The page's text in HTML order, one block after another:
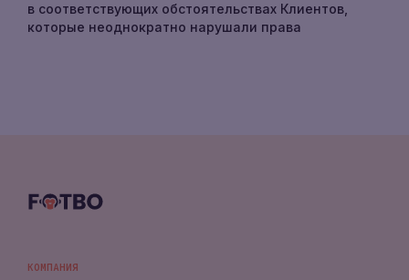
в соответствующих обстоятельствах Клиентов,
которые неоднократно нарушали права
КОМПАНИЯ